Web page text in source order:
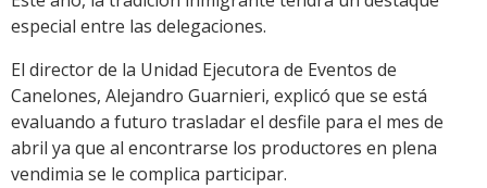
especial entre las delegaciones.
El director de la Unidad Ejecutora de Eventos de
Canelones, Alejandro Guarnieri, explicó que se está
evaluando a futuro trasladar el desfile para el mes de
abril ya que al encontrarse los productores en plena
vendimia se le complica participar.